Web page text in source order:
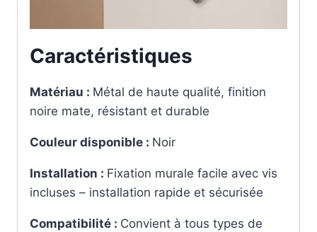
Caractéristiques
Matériau : Métal de haute qualité, finition
noire mate, résistant et durable
Couleur disponible : Noir
Installation : Fixation murale facile avec vis
incluses – installation rapide et sécurisée
Compatibilité : Convient à tous types de